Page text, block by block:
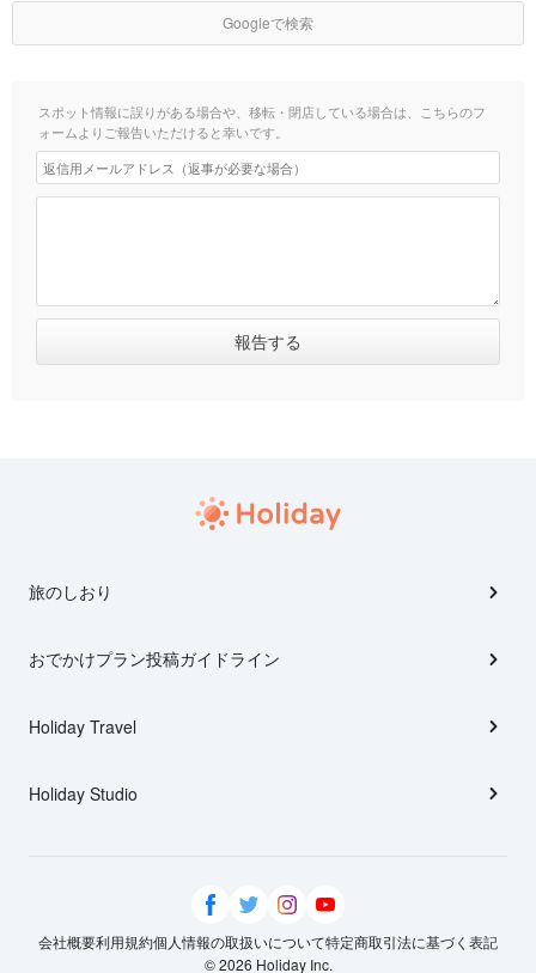
Googleで検索
スポット情報に誤りがある場合や、移転・閉店している場合は、こちらのフ
ォームよりご報告いただけると幸いです。
旅のしおり
おでかけプラン投稿ガイドライン
Holiday Travel
Holiday Studio
会社概要利用規約個人情報の取扱いについて特定商取引法に基づく表記
© 2026 Holiday Inc.